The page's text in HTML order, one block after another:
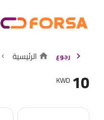
رجوع الرئيسية
10
KWD